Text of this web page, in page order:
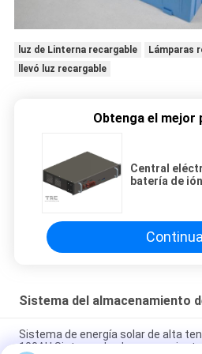
luz de Linterna recargable
Lámparas
llevó luz recargable
Obtenga el mejor
Central
batería de
Sistema del almacenamiento
Sistema de energía solar de alta
100AH Sistema de